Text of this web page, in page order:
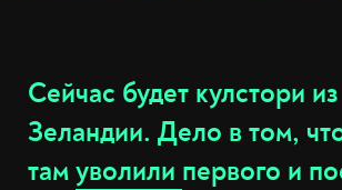
Сейчас будет кулстори
Зеландии. Дело в том,
тамуволили первого и